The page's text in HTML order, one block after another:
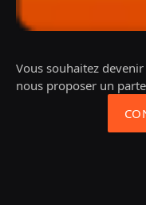
Vous souhaitez
nous proposer un